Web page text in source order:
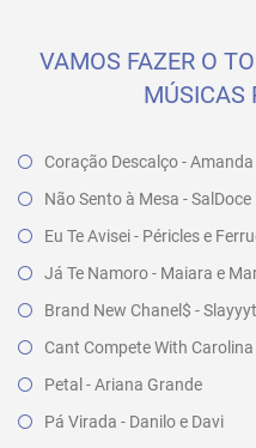
VAMOS FAZER O
MÚSICAS
Coração Descalço -
Não Sento à Mesa - SalDoce
Eu Te Avisei - Péricles e
Já Te Namoro - Maiara e
Brand New Chanel$ -
Cant Compete With
Petal - Ariana Grande
Pá Virada - Danilo e Davi